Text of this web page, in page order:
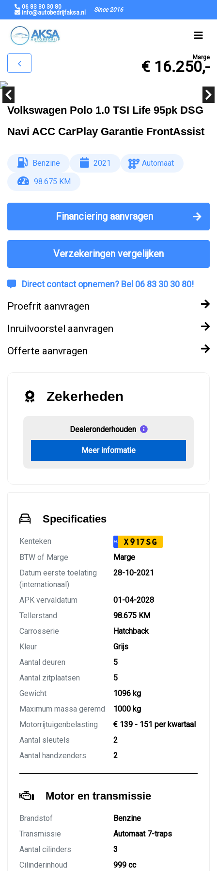
06 83 30 30 80
info@autobedrijfaksa.nl
Since 2016
Marge
€ 16.250,-
Volkswagen Polo 1.0 TSI Life 95pk DSG
Navi ACC CarPlay Garantie FrontAssist
Benzine 2021
Automaat
98.675 KM
Financiering aanvragen
Verzekeringen vergelijken
Direct contact opnemen? Bel 06 83 30 30 80!
Proefrit aanvragen
Inruilvoorstel aanvragen
Offerte aanvragen
Zekerheden
Dealeronderhouden
Meer informatie
Specificaties
Kenteken NL X917SG
BTW of Marge
Marge
Datum eerste toelating
(internationaal)
28-10-2021
APK vervaldatum
01-04-2028
Tellerstand
98.675 KM
Carrosserie
Hatchback
Kleur
Grijs
Aantal deuren
5
Aantal zitplaatsen
5
Gewicht
1096 kg
Maximum massa geremd
1000 kg
Motorrijtuigenbelasting
€ 139 - 151 per kwartaal
Aantal sleutels
2
Aantal handzenders
2
Motor en transmissie
Brandstof
Benzine
Transmissie
Automaat 7-traps
Aantal cilinders
3
Cilinderinhoud
999 cc